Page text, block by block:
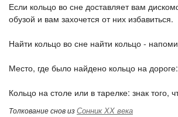
Если кольцо во сне доставляет вам
обузой и вам захочется от них избавиться.
Найти кольцо во сне найти кольцо -
Место, где было найдено кольцо на
Кольцо на столе или в тарелке: знак
Толкование снов изСонник ХХ века